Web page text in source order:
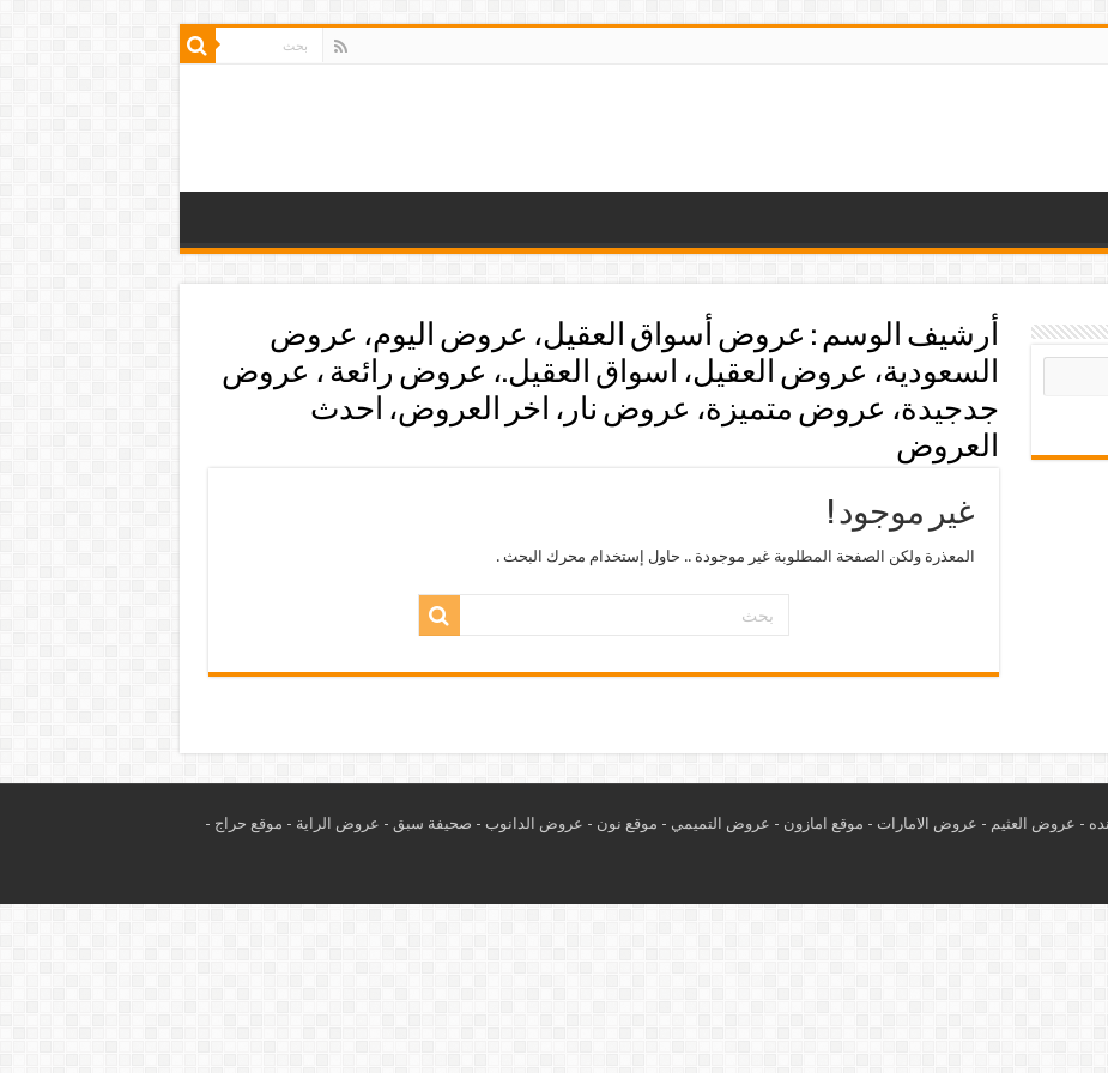
أرشيف الوسم : عروض أسواق العقيل، عروض اليوم، عروض
السعودية، عروض العقيل، اسواق العقيل.، عروض رائعة ، عروض
جدجيدة، عروض متميزة، عروض نار، اخر العروض، احدث
العروض
غير موجود !
المعذرة ولكن الصفحة المطلوبة غير موجودة .. حاول إستخدام محرك البحث .
- عروض العثيم - عروض الامارات - موقع امازون - عروض التميمي - موقع نون - عروض الدانوب - صحيفة سبق - عروض الراية - موقع حراج -